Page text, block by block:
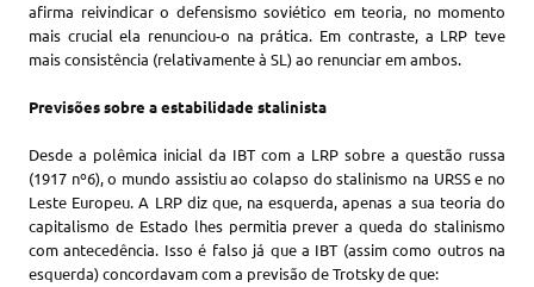
afirma reivindicar o defensismo soviético em teoria, no momento
mais crucial ela renunciou-o na prática. Em contraste, a LRP teve
mais consistência (relativamente à SL) ao renunciar em ambos.
Previsões sobre a estabilidade stalinista
Desde a polêmica inicial da IBT com a LRP sobre a questão russa
(1917 nº6), o mundo assistiu ao colapso do stalinismo na URSS e no
Leste Europeu. A LRP diz que, na esquerda, apenas a sua teoria do
capitalismo de Estado lhes permitia prever a queda do stalinismo
com antecedência. Isso é falso já que a IBT (assim como outros na
esquerda) concordavam com a previsão de Trotsky de que: